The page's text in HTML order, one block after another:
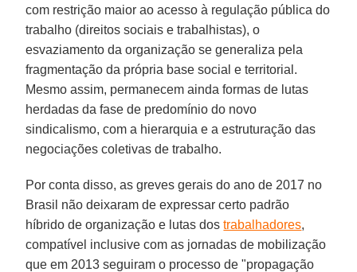
com restrição maior ao acesso à regulação pública do
trabalho (direitos sociais e trabalhistas), o
esvaziamento da organização se generaliza pela
fragmentação da própria base social e territorial.
Mesmo assim, permanecem ainda formas de lutas
herdadas da fase de predomínio do novo
sindicalismo, com a hierarquia e a estruturação das
negociações coletivas de trabalho.
Por conta disso, as greves gerais do ano de 2017 no
Brasil não deixaram de expressar certo padrão
híbrido de organização e lutas dostrabalhadores,
compatível inclusive com as jornadas de mobilização
que em 2013 seguiram o processo de "propagação